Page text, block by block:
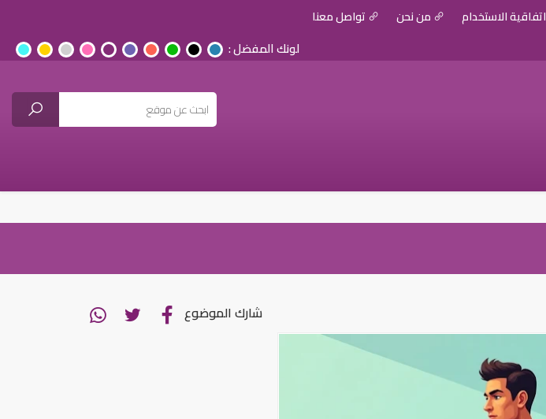
اتفاقية الاستخدام من نحن تواصل معنا
لونك المفضل :
شارك الموضوع